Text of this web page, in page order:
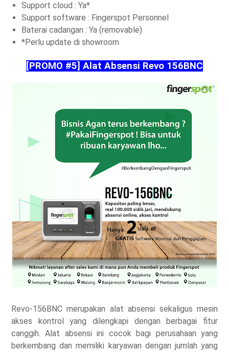
Support cloud : Ya*
Support software : Fingerspot Personnel
Baterai cadangan : Ya (removable)
*Perlu update di showroom
[PROMO #5] Alat Absensi Revo 156BNC
Revo-156BNC merupakan alat absensi sekaligus mesin
akses kontrol yang dilengkapi dengan berbagai fitur
canggih. Alat absensi ini cocok bagi perusahaan yang
berkembang dan memiliki karyawan dengan jumlah yang